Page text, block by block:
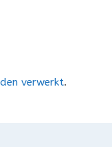
verwerkt.